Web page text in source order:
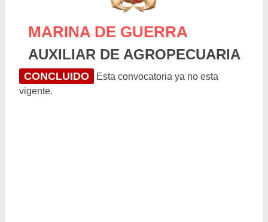
MARINA DE GUERRA
AUXILIAR DE AGROPECUARIA
CONCLUIDO
Esta convocatoria ya no esta
vigente.